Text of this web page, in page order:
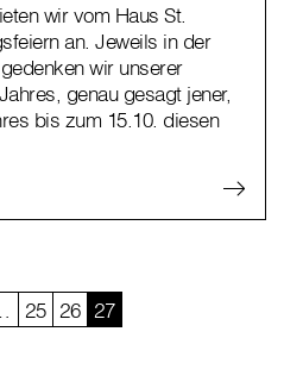
wir vom Haus St.
an. Jeweils in der
wir unserer
genau gesagt jener,
bis zum 15.10. diesen
25 26 27